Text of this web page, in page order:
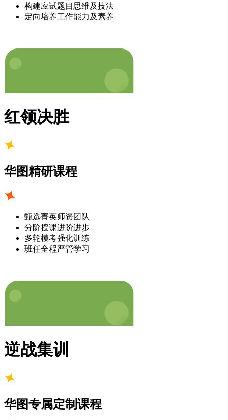
构建应试题目思维及技法
定向培养工作能力及素养
红领决胜
华图精研课程
甄选菁英师资团队
分阶授课进阶进步
多轮模考强化训练
班任全程严管学习
逆战集训
华图专属定制课程